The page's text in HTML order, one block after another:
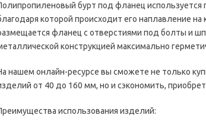
бурт под фланец используется
которой происходит его наплавление
фланец с отверстиями под болты и
конструкцией максимально
нашем онлайн-ресурсе вы сможете не только
от 40 до 160 мм, но и сэкономить,
использования изделий: